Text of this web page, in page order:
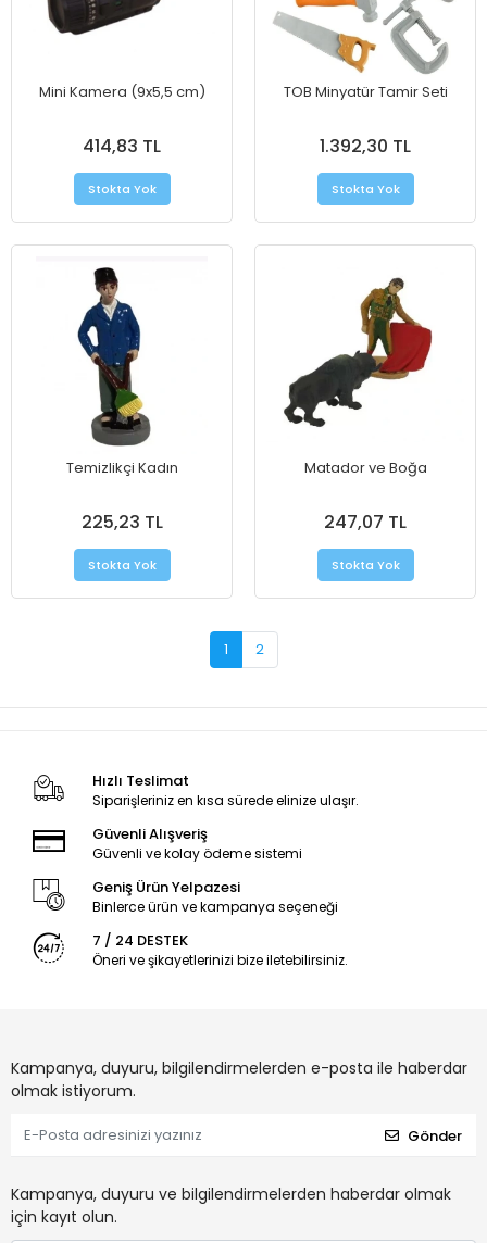
Mini Kamera (9x5,5 cm)
414,83 TL
Stokta Yok
TOB Minyatür Tamir Seti
1.392,30 TL
Stokta Yok
Temizlikçi Kadın
225,23 TL
Stokta Yok
Matador ve Boğa
247,07 TL
Stokta Yok
1 2
Hızlı Teslimat
Siparişleriniz en kısa sürede elinize ulaşır.
Güvenli Alışveriş
Güvenli ve kolay ödeme sistemi
Geniş Ürün Yelpazesi
Binlerce ürün ve kampanya seçeneği
7 / 24 DESTEK
Öneri ve şikayetlerinizi bize iletebilirsiniz.
Kampanya, duyuru, bilgilendirmelerden e-posta ile haberdar
olmak istiyorum.
Gönder
Kampanya, duyuru ve bilgilendirmelerden haberdar olmak
için kayıt olun.